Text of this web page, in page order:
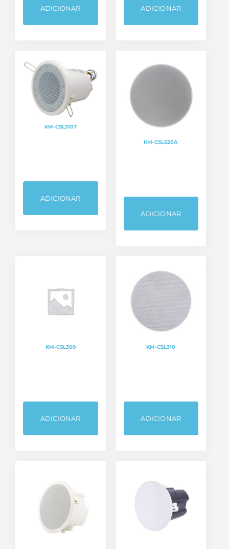
ADICIONAR ADICIONAR
KM-CSL310T
ADICIONAR
KM-CSL620A
ADICIONAR
KM-CSL309
ADICIONAR
KM-CSL310
ADICIONAR